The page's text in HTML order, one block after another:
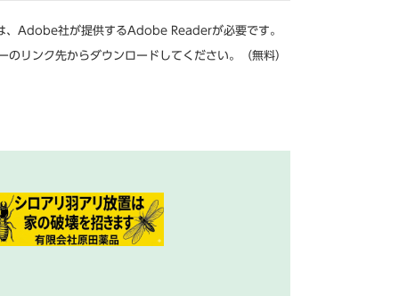
、Adobe社が提供するAdobe Readerが必要です。
リンク先からダウンロードしてください。（無料）